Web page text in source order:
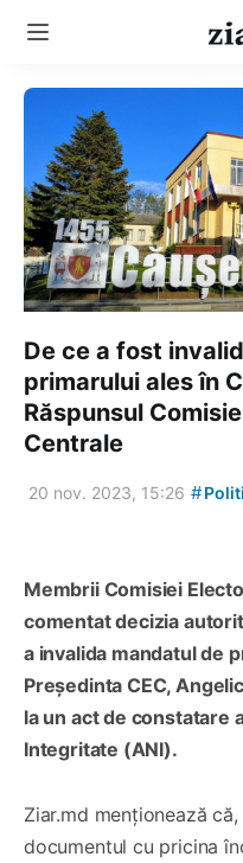
De ce a fost
primarului ales în
Răspunsul
Centrale
20 nov. 2023, 15:26 #
Membrii Comisiei
comentat decizia
a invalida mandatul de
Președinta CEC,
la un act de constatare
Integritate (ANI).
Ziar.md menționează
documentul cu pricina